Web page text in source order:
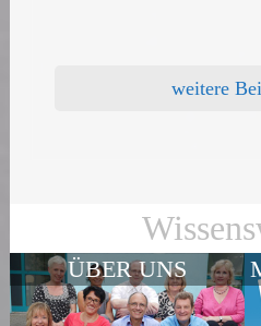
weitere
ÜBER UNS